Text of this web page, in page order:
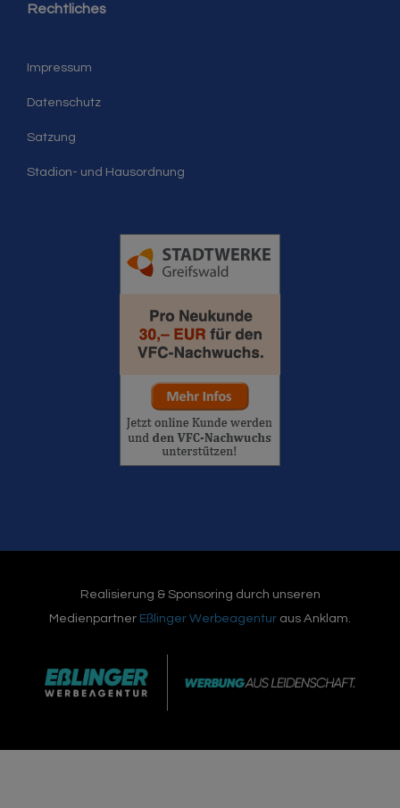
Rechtliches
Impressum
Datenschutz
Satzung
Stadion- und Hausordnung
Realisierung & Sponsoring durch unseren
Medienpartner Eßlinger Werbeagentur aus Anklam.